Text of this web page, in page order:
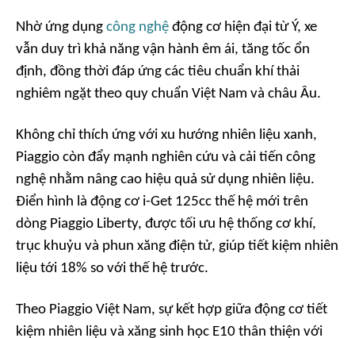
Nhờ ứng dụng công nghệ động cơ hiện đại từ Ý, xe
vẫn duy trì khả năng vận hành êm ái, tăng tốc ổn
định, đồng thời đáp ứng các tiêu chuẩn khí thải
nghiêm ngặt theo quy chuẩn Việt Nam và châu Âu.
Không chỉ thích ứng với xu hướng nhiên liệu xanh,
Piaggio còn đẩy mạnh nghiên cứu và cải tiến công
nghệ nhằm nâng cao hiệu quả sử dụng nhiên liệu.
Điển hình là động cơ i-Get 125cc thế hệ mới trên
dòng Piaggio Liberty, được tối ưu hệ thống cơ khí,
trục khuỷu và phun xăng điện tử, giúp tiết kiệm nhiên
liệu tới 18% so với thế hệ trước.
Theo Piaggio Việt Nam, sự kết hợp giữa động cơ tiết
kiệm nhiên liệu và xăng sinh học E10 thân thiện với